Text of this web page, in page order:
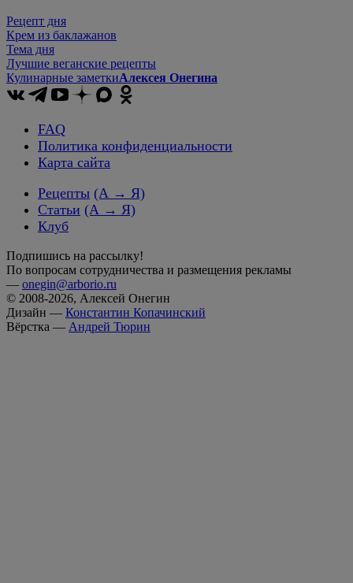
Рецепт дня
Крем из баклажанов
Тема дня
Лучшие веганские рецепты
Кулинарные заметкиАлексея Онегина
FAQ
Политика конфиденциальности
Карта сайта
Рецепты (А → Я)
Статьи (А → Я)
Клуб
Подпишись на рассылку!
По вопросам сотрудничества и размещения рекламы
— onegin@arborio.ru
© 2008-2026, Алексей Онегин
Дизайн — Константин Копачинский
Вёрстка — Андрей Тюрин